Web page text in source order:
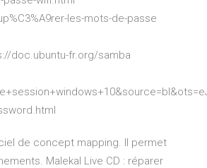
les-mots-de-passe
doc.ubuntu-fr.org/samba
de concept mapping. Il permet
Malekal Live CD : réparer